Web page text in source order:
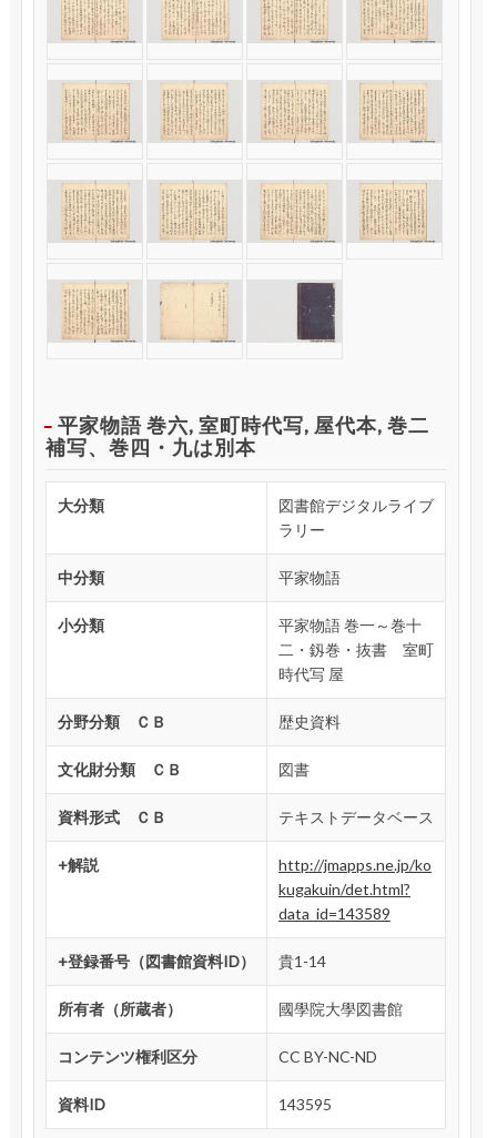
平家物語 巻六, 室町時代写, 屋代本, 巻二
補写、巻四・九は別本
大分類
図書館デジタルライブ
ラリー
中分類 平家物語
小分類
平家物語 巻一～巻十
二・釼巻・抜書 室町
時代写 屋
分野分類 ＣＢ 歴史資料
文化財分類 ＣＢ 図書
資料形式 ＣＢ テキストデータベース
+解説
http://jmapps.ne.jp/ko
kugakuin/det.html?
data_id=143589
+登録番号（図書館資料ID） 貴1-14
所有者（所蔵者） 國學院大學図書館
コンテンツ権利区分 CC BY-NC-ND
資料ID 143595